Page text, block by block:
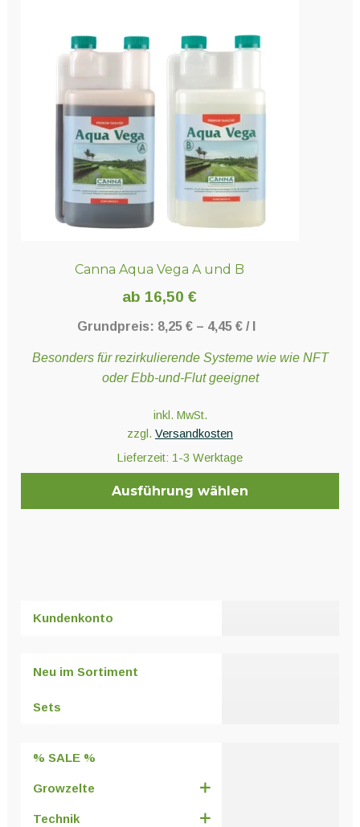
Canna Aqua Vega A und B
ab 16,50€
Grundpreis: 8,25 €– 4,45 €/
Besonders für rezirkulierende Systeme wie wie NFT
oder Ebb-und-Flut geeignet
inkl. MwSt.
zzgl. Versandkosten
Lieferzeit: 1-3 Werktage
Ausführung wählen
auf.
auf
gewählt
werden
Kundenkonto
Neu im Sortiment
Sets
% SALE %
Growzelte
Technik